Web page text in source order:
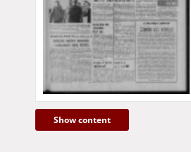
Show content